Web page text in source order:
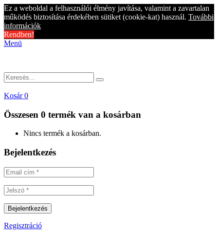
Ez a weboldal a felhasználói élmény javítása, valamint a zavartalan
működés biztosítása érdekében sütiket (cookie-kat) használ. További
információk
Rendben!
Menü
Kosár 0
Összesen 0 termék van a kosárban
Nincs termék a kosárban.
Bejelentkezés
Regisztráció